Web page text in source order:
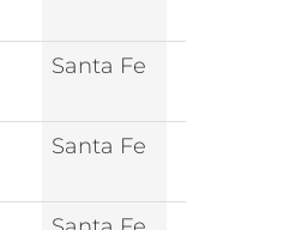
Santa Fe
Santa Fe